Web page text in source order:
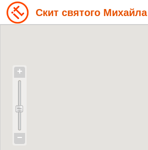
Скит святого Михайла
+
−